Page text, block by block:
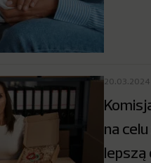
20.03.2024
na
lepszą